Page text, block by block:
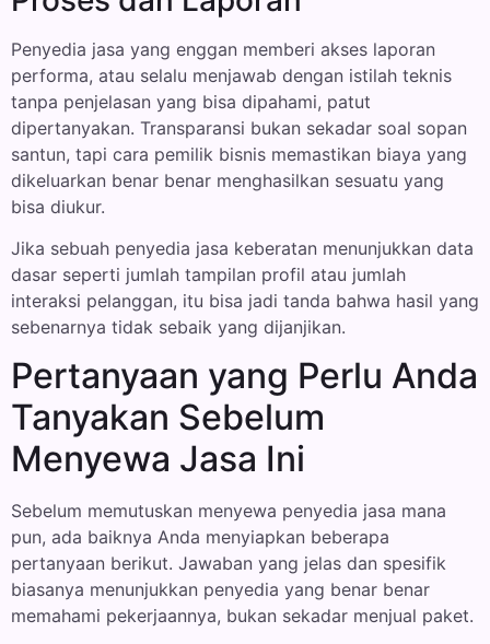
Penyedia jasa yang enggan memberi akses laporan
performa, atau selalu menjawab dengan istilah teknis
tanpa penjelasan yang bisa dipahami, patut
dipertanyakan. Transparansi bukan sekadar soal sopan
santun, tapi cara pemilik bisnis memastikan biaya yang
dikeluarkan benar benar menghasilkan sesuatu yang
bisa diukur.
Jika sebuah penyedia jasa keberatan menunjukkan data
dasar seperti jumlah tampilan profil atau jumlah
interaksi pelanggan, itu bisa jadi tanda bahwa hasil yang
sebenarnya tidak sebaik yang dijanjikan.
Pertanyaan yang Perlu Anda
Tanyakan Sebelum
Menyewa Jasa Ini
Sebelum memutuskan menyewa penyedia jasa mana
pun, ada baiknya Anda menyiapkan beberapa
pertanyaan berikut. Jawaban yang jelas dan spesifik
biasanya menunjukkan penyedia yang benar benar
memahami pekerjaannya, bukan sekadar menjual paket.